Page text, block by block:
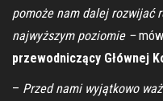
pomoże nam dalej rozwijać
najwyższym poziomie –
przewodniczący Głównej
– Przed nami wyjątkowo